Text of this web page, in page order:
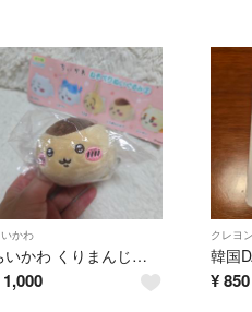
かわ
ちいかわ くりまんじゅう
1,000
クレヨ
¥ 850